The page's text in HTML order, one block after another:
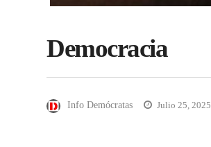
Democracia
Info Demócratas Julio 25, 2025